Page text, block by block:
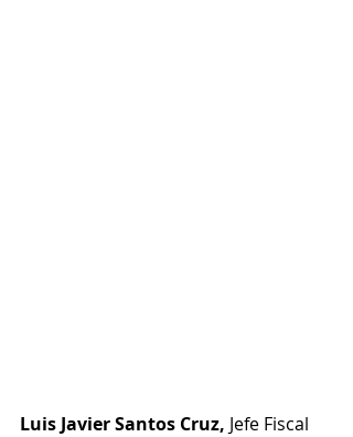
Luis Javier Santos Cruz, Jefe Fiscal